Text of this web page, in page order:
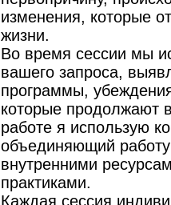
изменения, которые
жизни.
Во время сессии мы
вашего запроса,
программы,
которые продолжают
работе я использую
объединяющий
внутренними
практиками.
Каждая сессия